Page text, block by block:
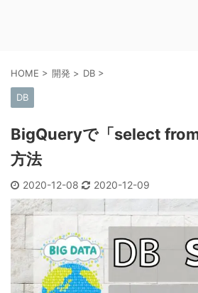
HOME > 開発 > DB >
DB
BigQueryで「select
方法
2020-12-08 2020-12-09